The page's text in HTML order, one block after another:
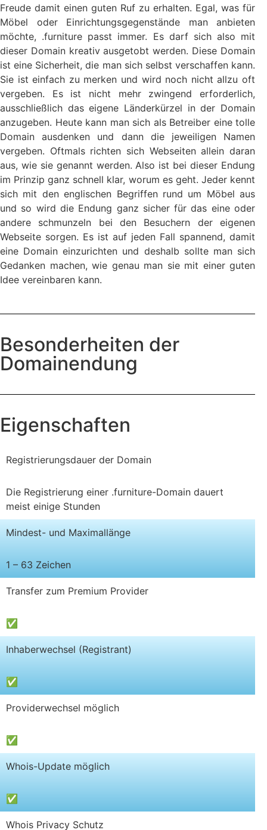
Freude damit einen guten Ruf zu erhalten. Egal, was für
Möbel oder Einrichtungsgegenstände man anbieten
möchte, .furniture passt immer. Es darf sich also mit
dieser Domain kreativ ausgetobt werden. Diese Domain
ist eine Sicherheit, die man sich selbst verschaffen kann.
Sie ist einfach zu merken und wird noch nicht allzu oft
vergeben. Es ist nicht mehr zwingend erforderlich,
ausschließlich das eigene Länderkürzel in der Domain
anzugeben. Heute kann man sich als Betreiber eine tolle
Domain ausdenken und dann die jeweiligen Namen
vergeben. Oftmals richten sich Webseiten allein daran
aus, wie sie genannt werden. Also ist bei dieser Endung
im Prinzip ganz schnell klar, worum es geht. Jeder kennt
sich mit den englischen Begriffen rund um Möbel aus
und so wird die Endung ganz sicher für das eine oder
andere schmunzeln bei den Besuchern der eigenen
Webseite sorgen. Es ist auf jeden Fall spannend, damit
eine Domain einzurichten und deshalb sollte man sich
Gedanken machen, wie genau man sie mit einer guten
Idee vereinbaren kann.
Besonderheiten der
Domainendung
Eigenschaften
Registrierungsdauer der Domain
Die Registrierung einer .furniture-Domain dauert
meist einige Stunden
Mindest- und Maximallänge
1 – 63 Zeichen
Transfer zum Premium Provider
✅
Inhaberwechsel (Registrant)
✅
Providerwechsel möglich
✅
Whois-Update möglich
✅
Whois Privacy Schutz